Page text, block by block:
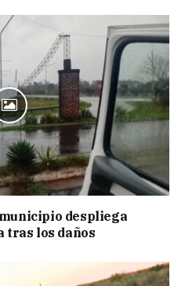
despliega
tras los daños